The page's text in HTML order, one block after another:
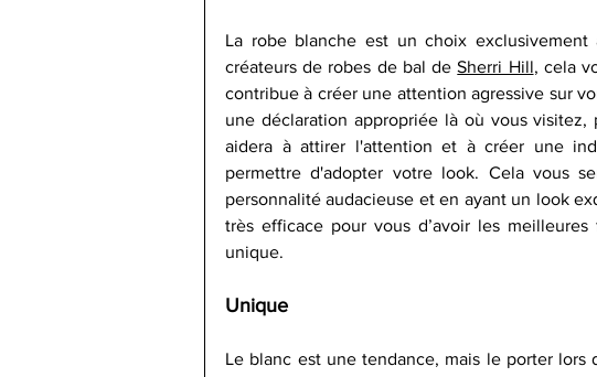
La robe blanche est un choix exclusivement
créateurs de robes de bal de Sherri Hill, cela
contribue à créer une attention agressive sur
une déclaration appropriée là où vous
aidera à attirer l'attention et à créer une
permettre d'adopter votre look. Cela vous
personnalité audacieuse et en ayant un look
très efficace pour vous d’avoir les
unique.
Unique
Le blanc est une tendance, mais le porter lors